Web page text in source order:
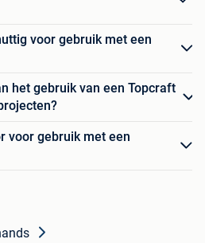
voor gebruik met een
het gebruik van een Topcraft
voor gebruik met een